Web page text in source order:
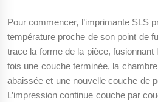
Pour commencer, l’imprimante SLS
température proche de son point de
trace la forme de la pièce, fusionnant
fois une couche terminée, la
abaissée et une nouvelle couche de
L’impression continue couche par